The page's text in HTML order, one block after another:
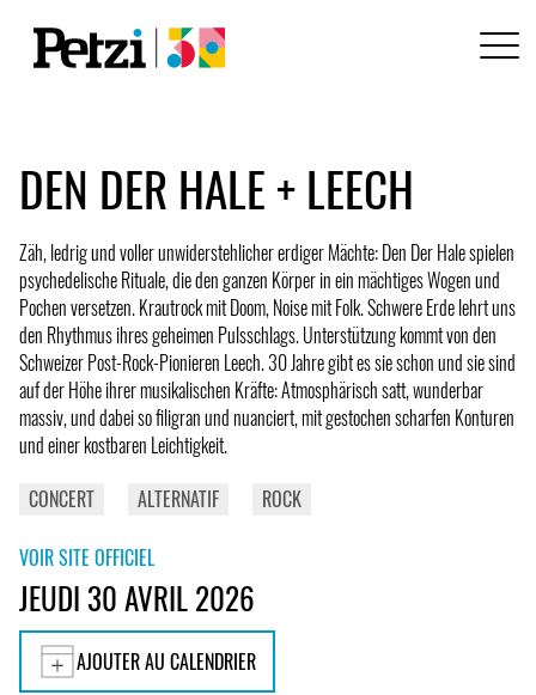
DEN DER HALE + LEECH
Zäh, ledrig und voller unwiderstehlicher erdiger Mächte: Den Der Hale spielen
psychedelische Rituale, die den ganzen Körper in ein mächtiges Wogen und
Pochen versetzen. Krautrock mit Doom, Noise mit Folk. Schwere Erde lehrt uns
den Rhythmus ihres geheimen Pulsschlags. Unterstützung kommt von den
Schweizer Post-Rock-Pionieren Leech. 30 Jahre gibt es sie schon und sie sind
auf der Höhe ihrer musikalischen Kräfte: Atmosphärisch satt, wunderbar
massiv, und dabei so filigran und nuanciert, mit gestochen scharfen Konturen
und einer kostbaren Leichtigkeit.
CONCERT
ALTERNATIF ROCK
VOIR SITE OFFICIEL
JEUDI 30 AVRIL 2026
AJOUTER AU CALENDRIER